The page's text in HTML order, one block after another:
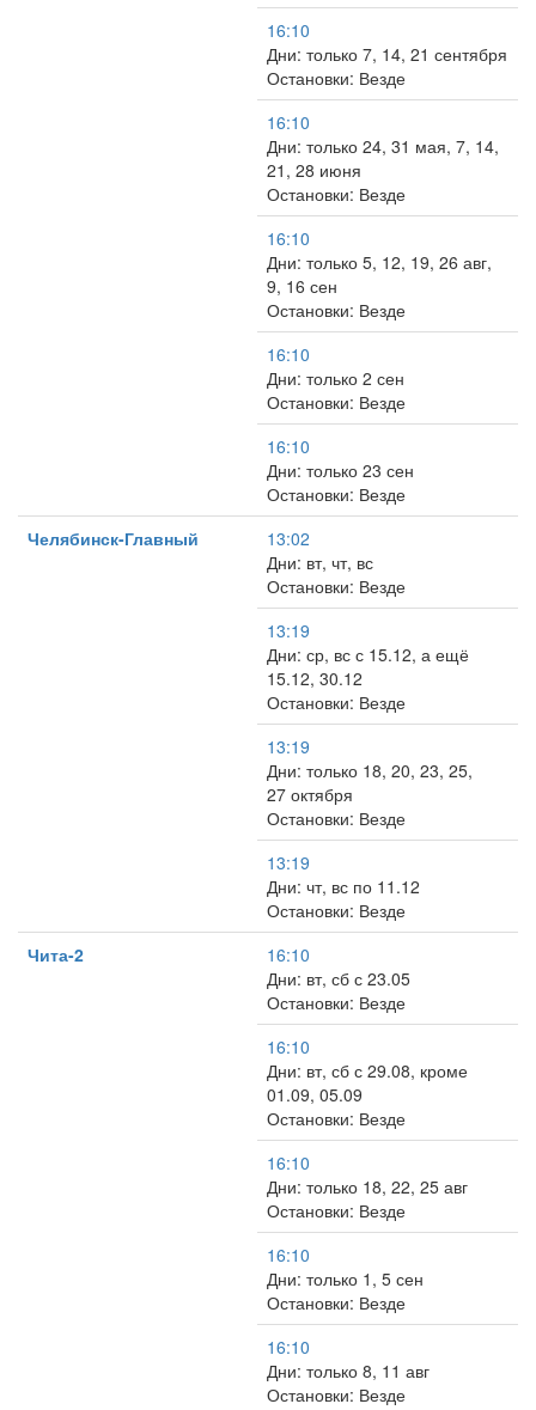
16:10
Дни: только 7, 14, 21 сентября
Остановки: Везде
16:10
Дни: только 24, 31 мая, 7, 14,
21, 28 июня
Остановки: Везде
16:10
Дни: только 5, 12, 19, 26 авг,
9, 16 сен
Остановки: Везде
16:10
Дни: только 2 сен
Остановки: Везде
16:10
Дни: только 23 сен
Остановки: Везде
Челябинск-Главный
13:02
Дни: вт, чт, вс
Остановки: Везде
13:19
Дни: ср, вс с 15.12, а ещё
15.12, 30.12
Остановки: Везде
13:19
Дни: только 18, 20, 23, 25,
27 октября
Остановки: Везде
13:19
Дни: чт, вс по 11.12
Остановки: Везде
Чита-2
16:10
Дни: вт, сб с 23.05
Остановки: Везде
16:10
Дни: вт, сб с 29.08, кроме
01.09, 05.09
Остановки: Везде
16:10
Дни: только 18, 22, 25 авг
Остановки: Везде
16:10
Дни: только 1, 5 сен
Остановки: Везде
16:10
Дни: только 8, 11 авг
Остановки: Везде